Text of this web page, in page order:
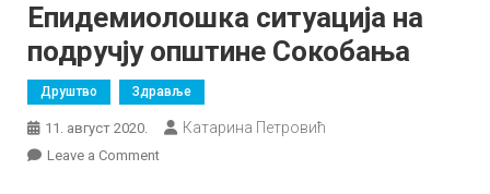
Епидемиолошка ситуација на
подручју општине Сокобања
Друштво Здравље
11. август 2020. Катарина Петровић
Leave a Commenton